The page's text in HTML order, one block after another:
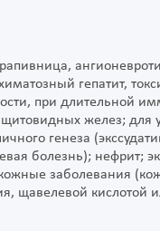
гепатит,
при длительной
желез;
генеза
болезнь);
заболевания
щавелевой